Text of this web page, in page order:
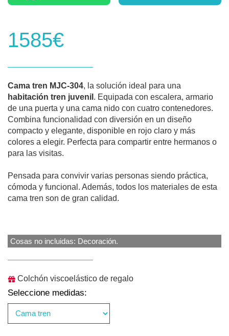
1585€
Cama tren MJC-304, la solución ideal para una
habitación tren juvenil . Equipada con escalera, armario
de una puerta y una cama nido con cuatro contenedores.
Combina funcionalidad con diversión en un diseño
compacto y elegante, disponible en rojo claro y más
colores a elegir. Perfecta para compartir entre hermanos o
para las visitas.
Pensada para convivir varias personas siendo práctica,
cómoda y funcional. Además, todos los materiales de esta
cama tren son de gran calidad.
Cosas no incluidas: Decoración.
Colchón viscoelástico de regalo
Seleccione medidas: